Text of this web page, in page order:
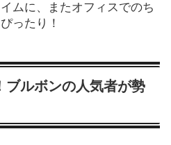
ムに、またオフィスでのち
ったり！
ブルボンの人気者が勢